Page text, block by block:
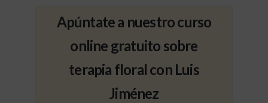
Apúntate a nuestro curso
online gratuito sobre
terapia floral con Luis
Jiménez